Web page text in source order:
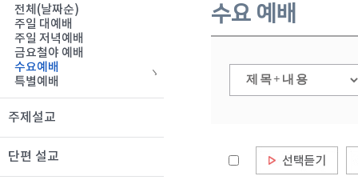
수요 예배
전체(날짜순)
주일 대예배
주일 저녁예배
금요철야 예배
수요예배
특별예배
주제설교
단편 설교